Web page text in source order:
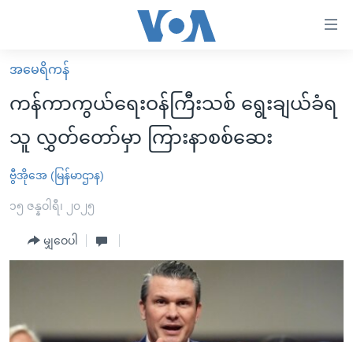
လွယ်ကူ
စေ
Link
များ
ပင်မ
ပင်မ
မူလစာမျက်နှာ
မြန်မာ
ကမ္ဘာ့သတင်းများ
နိုင်ငံတကာ
အမေရိကန်
အစ္စရေး-ပါလက်စတိုင်း
ဗွီဒီယို
သတင်းလွတ်လပ်ခွင့်
အင်္ဂလိပ်စာလေ့လာမယ်
ရုပ်ရှင်ထဲက အင်္ဂလိပ်စာ
တီဗွီ
ရေဒီယိုနှင့်ရုပ်သံ အချက်အလက်များ
ရေဒီယို/တီဗွီအစီအစဉ်
အမေရိကန်
ကန်ကာကွယ်ရေးဝန်ကြီးသစ် ရွေးချယ်ခံရ
သူ လွှတ်တော်မှာ ကြားနာစစ်ဆေး
ဗွီအိုအေ (မြန်မာဌာန)
၁၅ ဇန္နဝါရီ၊ ၂၀၂၅
မျှဝေပါ